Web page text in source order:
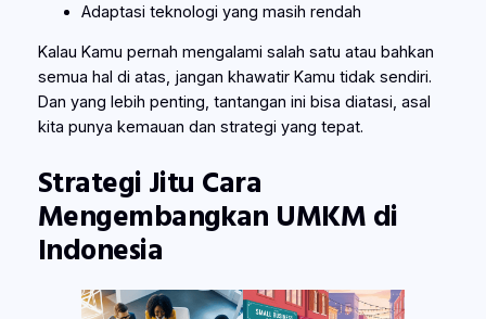
Adaptasi teknologi yang masih rendah
Kalau Kamu pernah mengalami salah satu atau bahkan
semua hal di atas, jangan khawatir Kamu tidak sendiri.
Dan yang lebih penting, tantangan ini bisa diatasi, asal
kita punya kemauan dan strategi yang tepat.
Strategi Jitu Cara
Mengembangkan UMKM di
Indonesia